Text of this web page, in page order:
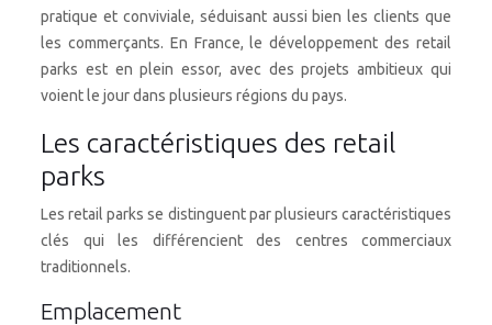
pratique et conviviale, séduisant aussi bien les clients que
les commerçants. En France, le développement des retail
parks est en plein essor, avec des projets ambitieux qui
voient le jour dans plusieurs régions du pays.
Les caractéristiques des retail
parks
Les retail parks se distinguent par plusieurs caractéristiques
clés qui les différencient des centres commerciaux
traditionnels.
Emplacement